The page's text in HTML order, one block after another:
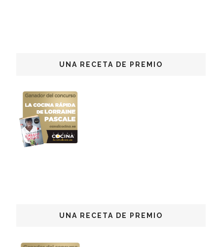
UNA RECETA DE PREMIO
UNA RECETA DE PREMIO